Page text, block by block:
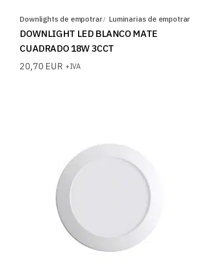
Downlights de empotrar Luminarias de empotrar
DOWNLIGHT LED BLANCO MATE
CUADRADO 18W 3CCT
20,70 EUR +IVA